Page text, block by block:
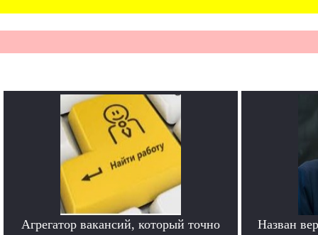
Агрегатор вакансий, который точно
Назван